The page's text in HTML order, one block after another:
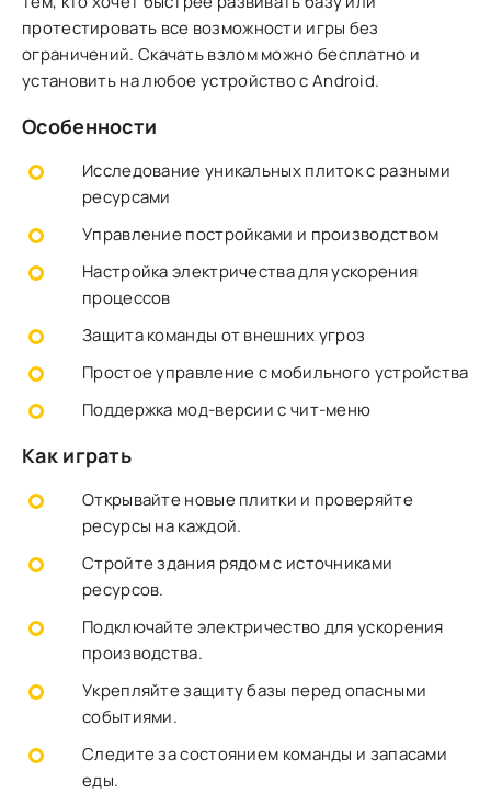
протестировать все возможности игры без
ограничений. Скачать взлом можно бесплатно и
установить на любое устройство с Android.
Особенности
Исследование уникальных плиток с разными
ресурсами
Управление постройками и производством
Настройка электричества для ускорения
процессов
Защита команды от внешних угроз
Простое управление с мобильного устройства
Поддержка мод-версии с чит-меню
Как играть
Открывайте новые плитки и проверяйте
ресурсы на каждой.
Стройте здания рядом с источниками
ресурсов.
Подключайте электричество для ускорения
производства.
Укрепляйте защиту базы перед опасными
событиями.
Следите за состоянием команды и запасами
еды.